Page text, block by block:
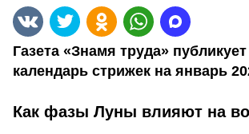
Газета «Знамя труда»
календарь стрижек на январь
Как фазы Луны влияют на